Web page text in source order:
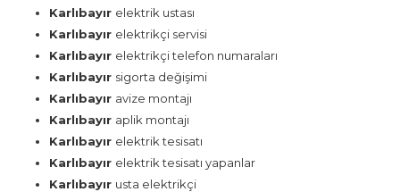
Karlıbayır elektrik ustası
Karlıbayır elektrikçi servisi
Karlıbayır elektrikçi telefon numaraları
Karlıbayır sigorta değişimi
Karlıbayır avize montajı
Karlıbayır aplik montajı
Karlıbayır elektrik tesisatı
Karlıbayır elektrik tesisatı yapanlar
Karlıbayır usta elektrikçi